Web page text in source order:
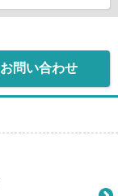
お問い合わせ